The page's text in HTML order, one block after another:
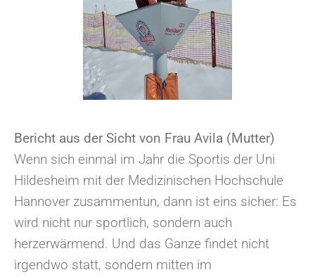
Bericht aus der Sicht von Frau Avila (Mutter)
Wenn sich einmal im Jahr die Sportis der Uni
Hildesheim mit der Medizinischen Hochschule
Hannover zusammentun, dann ist eins sicher: Es
wird nicht nur sportlich, sondern auch
herzerwärmend. Und das Ganze findet nicht
irgendwo statt, sondern mitten im